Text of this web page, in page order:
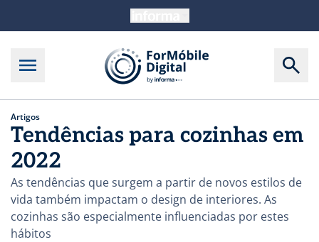
Artigos
Tendências para cozinhas em
2022
As tendências que surgem a partir de novos estilos de
vida também impactam o design de interiores. As
cozinhas são especialmente influenciadas por estes
hábitos